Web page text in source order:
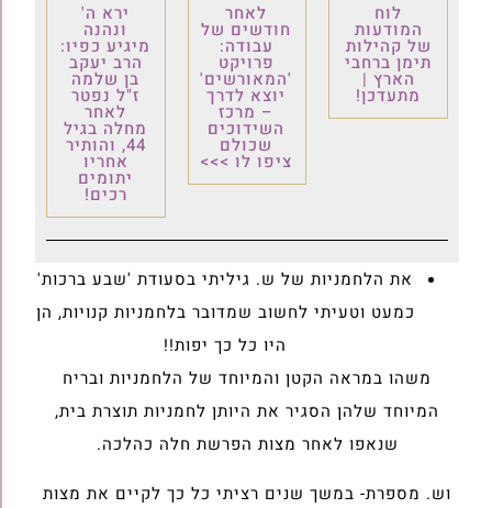
לוח
המודעות
של קהילות
תימן ברחבי
הארץ |
מתעדכן!
לאחר
חודשים של
עבודה:
פרויקט
'המאורשים'
יוצא לדרך
– מרכז
השידוכים
שכולם
ציפו לו >>>
ירא ה'
ונהנה
מיגיע כפיו:
הרב יעקב
בן שלמה
ז"ל נפטר
לאחר
מחלה בגיל
44, והותיר
אחריו
יתומים
רכים!
את הלחמניות של ש. גיליתי בסעודת 'שבע ברכות'
כמעט וטעיתי לחשוב שמדובר בלחמניות קנויות, הן
היו כל כך יפות!!
משהו במראה הקטן והמיוחד של הלחמניות ובריח
המיוחד שלהן הסגיר את היותן לחמניות תוצרת בית,
שנאפו לאחר מצות הפרשת חלה כהלכה.
וש. מספרת- במשך שנים רציתי כל כך לקיים את מצות